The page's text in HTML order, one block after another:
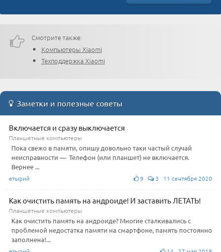
Смотрите также:
Компьютеры Xiaomi
Техподдержка Xiaomi
Заметки и полезные советы
Включается и сразу выключается
Планшетные компьютеры
Пока свежо в памяти, опишу довольно таки частый случай
неисправности — Телефон (или планшет) не включается.
Вернее ...
етырий 9 3 11 сентября 2020
Как очистить память на андроиде! И заставить ЛЕТАТЬ!
Планшетные компьютеры
Как очистить память на андроиде? Многие сталкивались с
проблемой недостатка памяти на смартфоне, память постоянно
заполнена!...